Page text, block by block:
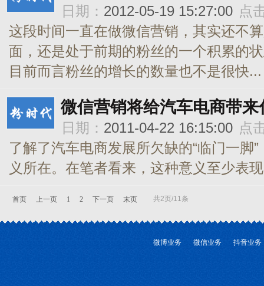
日期： 2012-05-19 15:27:00 点
这段时间一直在做微信营销，其实还不
面，还是处于前期的粉丝的一个积累的
目前而言粉丝的增长的数量也不是很快...
微信营销将给汽车电商带来
日期： 2011-04-22 16:15:00 点
了解了汽车电商发展所欠缺的“临门一脚
义所在。在笔者看来，这种意义至少表
共2页/11条
首页 上一页 1 2 下一页 末页
微博业务 微信业务 抖音业务